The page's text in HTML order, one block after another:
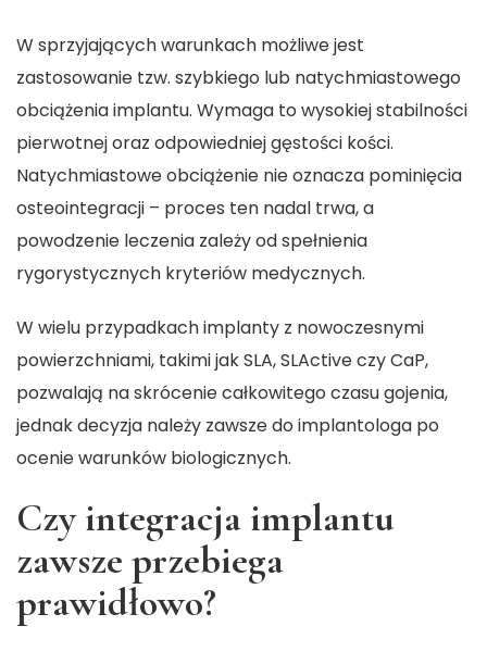
W sprzyjających warunkach możliwe jest
zastosowanie tzw. szybkiego lub natychmiastowego
obciążenia implantu. Wymaga to wysokiej stabilności
pierwotnej oraz odpowiedniej gęstości kości.
Natychmiastowe obciążenie nie oznacza pominięcia
osteointegracji – proces ten nadal trwa, a
powodzenie leczenia zależy od spełnienia
rygorystycznych kryteriów medycznych.
W wielu przypadkach implanty z nowoczesnymi
powierzchniami, takimi jak SLA, SLActive czy CaP,
pozwalają na skrócenie całkowitego czasu gojenia,
jednak decyzja należy zawsze do implantologa po
ocenie warunków biologicznych.
Czy integracja implantu
zawsze przebiega
prawidłowo?